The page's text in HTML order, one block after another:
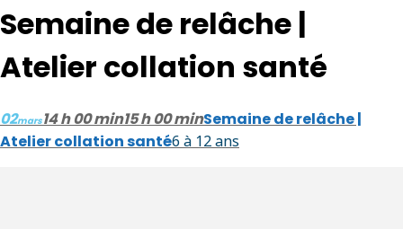
Semaine de relâche |
Atelier collation santé
02mars14 h 00 min15 h 00 minSemaine de relâche |
Atelier collation santé6 à 12 ans